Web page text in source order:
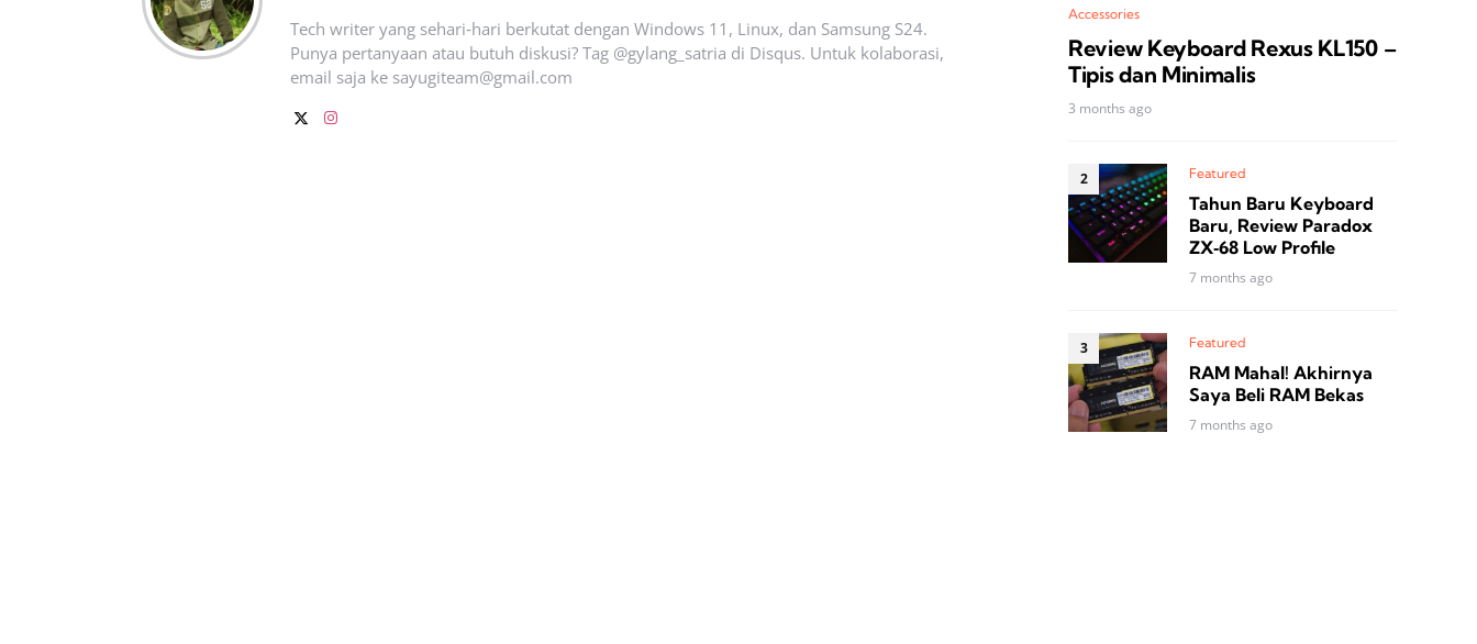
Tech writer yang sehari‑hari berkutat dengan Windows 11, Linux, dan Samsung S24.
Punya pertanyaan atau butuh diskusi? Tag @gylang_satria di Disqus. Untuk kolaborasi,
email saja ke sayugiteam@gmail.com
Accessories
Review Keyboard Rexus KL150 –
Tipis dan Minimalis
3 months ago
Featured
Tahun Baru Keyboard
Baru, Review Paradox
ZX‑68 Low Profile
7 months ago
Featured
RAM Mahal! Akhirnya
Saya Beli RAM Bekas
7 months ago